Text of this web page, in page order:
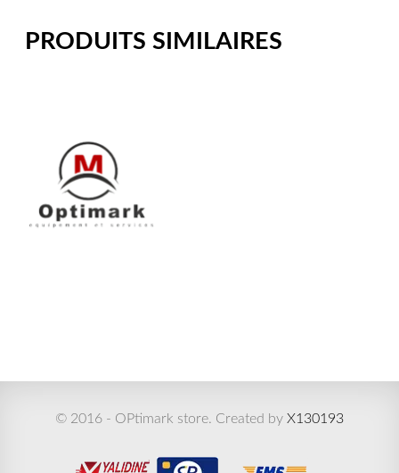
PRODUITS SIMILAIRES
© 2016 - OPtimark store. Created by X130193